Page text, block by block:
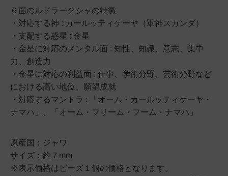
６面のルドラークシャの特徴
・対応する神 : カールッティケーヤ（軍神スカンダ）
・支配する惑星 : 金星
・金星に対応のメンタル面 : 知性、知識、意志、集中
力、創造力
・金星に対応の利益面 : 仕事、学術分野、芸術分野など
における高い地位、願望成就
・対応するマントラ : 「オーム・カールッティケーヤ・
ナマハ」、「オーム・フリーム・フーム・ナマハ」
原産国：ジャワ
サイズ：約７mm
※表示価格はビーズ１個の価格となります。